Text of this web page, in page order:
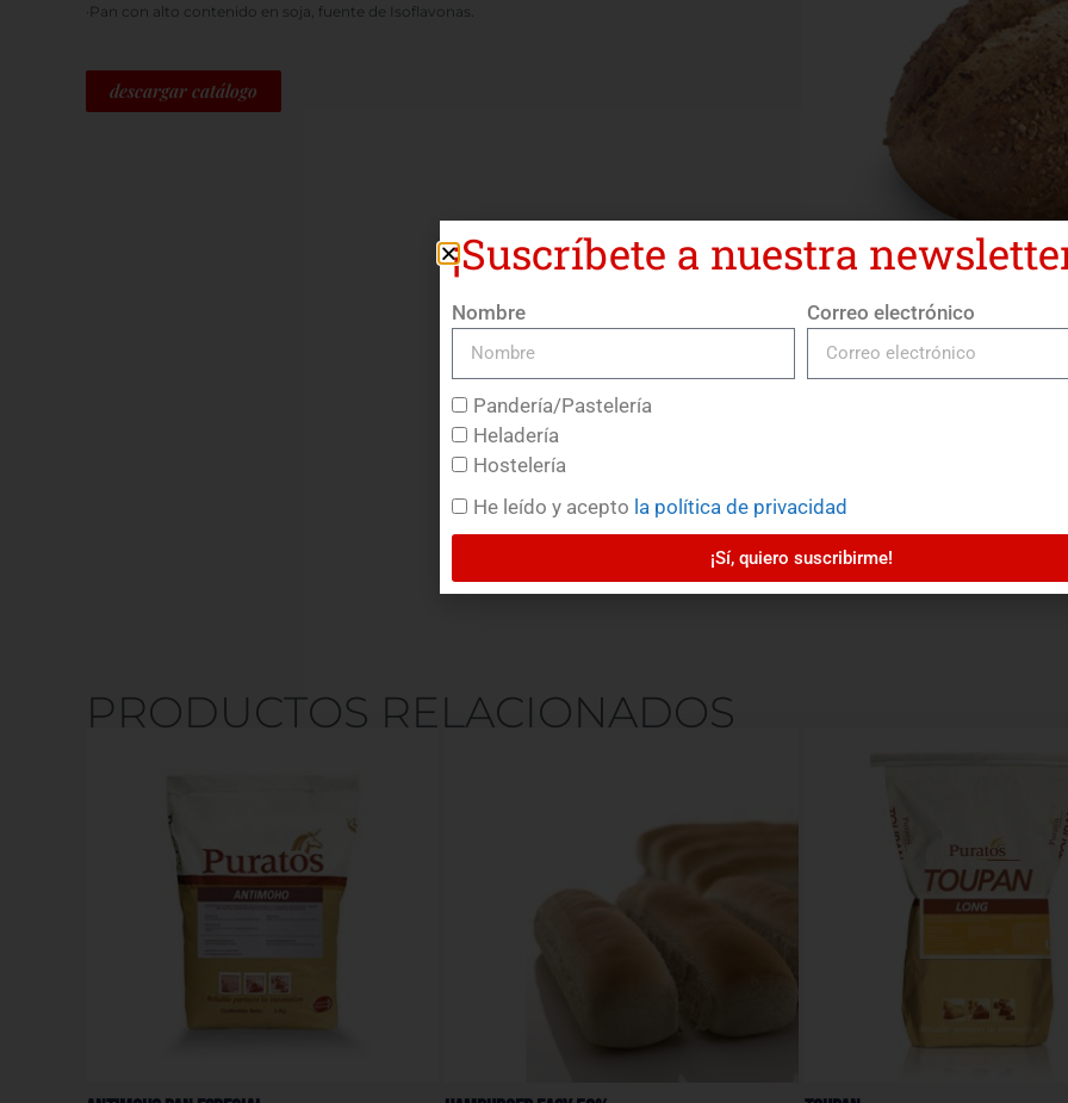
·Pan con alto contenido en soja, fuente de Isoflavonas.
descargar catálogo
PRODUCTOS RELACIONADOS
¡Suscríbete a nuestra
Nombre Correo electrónico
Pandería/Pastelería
Heladería
Hostelería
He leído y acepto la política de privacidad
¡Sí, quiero suscribirme!